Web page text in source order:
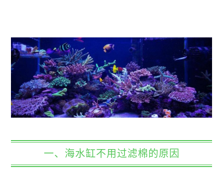
一、海水缸不用过滤棉的原因